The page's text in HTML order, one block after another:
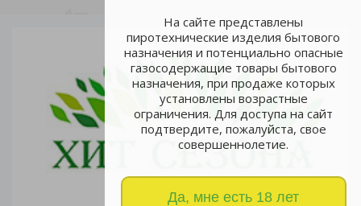
На сайте представлены
пиротехнические изделия бытового
назначения и потенциально опасные
газосодержащие товары бытового
назначения, при продаже которых
установлены возрастные
ограничения. Для доступа на сайт
подтвердите, пожалуйста, свое
совершеннолетие.
Да, мне есть 18 лет